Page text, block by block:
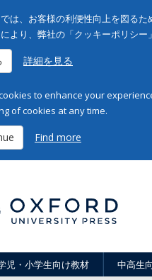
は、お客様の利便性向上を図る
より、弊社の「クッキーポリシ
詳細を見る
to enhance your
of cookies at any time.
Find more
児・小学生向け教材 中高生